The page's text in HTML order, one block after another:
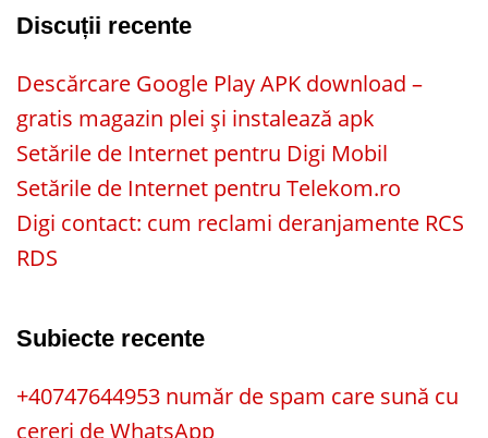
Discuții recente
Descărcare Google Play APK download –
gratis magazin plei și instalează apk
Setările de Internet pentru Digi Mobil
Setările de Internet pentru Telekom.ro
Digi contact: cum reclami deranjamente RCS
RDS
Subiecte recente
+40747644953 număr de spam care sună cu
cereri de WhatsApp